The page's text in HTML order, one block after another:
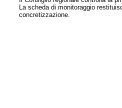
La scheda di monitoraggio
concretizzazione.